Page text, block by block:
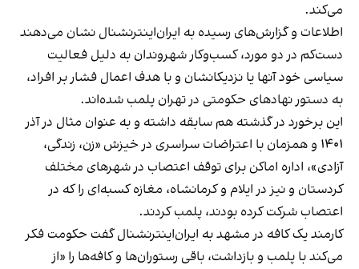
می‌کند.
اطلاعات و گزارش‌های رسیده به ایران‌اینترنشنال نشان می‌دهند
دست‌کم در دو مورد، کسب‌وکار شهروندان به دلیل فعالیت
سیاسی خود آنها یا نزدیکانشان و با هدف اعمال فشار بر افراد،
به دستور نهادهای حکومتی در تهران پلمب شده‌اند.
این برخورد در گذشته هم سابقه داشته و به عنوان مثال در آذر
۱۴۰۱ و همزمان با اعتراضات سراسری در خیزش «زن، زندگی،
آزادی»، اداره اماکن برای توقف اعتصاب در شهرهای مختلف
کردستان و نیز در ایلام و کرمانشاه، مغازه کسبه‌ای را که در
اعتصاب شرکت کرده بودند، پلمب کردند.
کارمند یک کافه در مشهد به ایران‌اینترنشنال گفت حکومت فکر
می‌کند با پلمب و بازداشت، باقی رستوران‌ها و کافه‌ها را «از